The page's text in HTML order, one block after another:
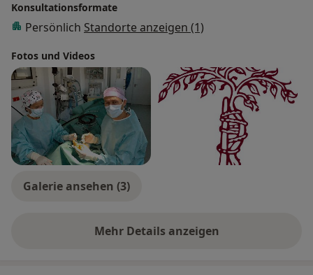
Knorpelregenerationsmethoden
konservative Behandlung bei Wirbelsäulenleiden
Stosswellentherapie (focussiert und radial)
Akupunktur (A-Diplom)
epidurale Schmerztherapie
periradiculäre Schmerztherapie
Ultraschall
Konsultationsformate
Persönlich Standorte anzeigen (1)
Fotos und Videos
Galerie ansehen (3)
Mehr Details anzeigen
über Erfahrungen